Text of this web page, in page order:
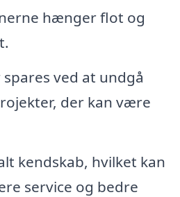
hænger flot og
ved at undgå
der kan være
kendskab, hvilket kan
service og bedre